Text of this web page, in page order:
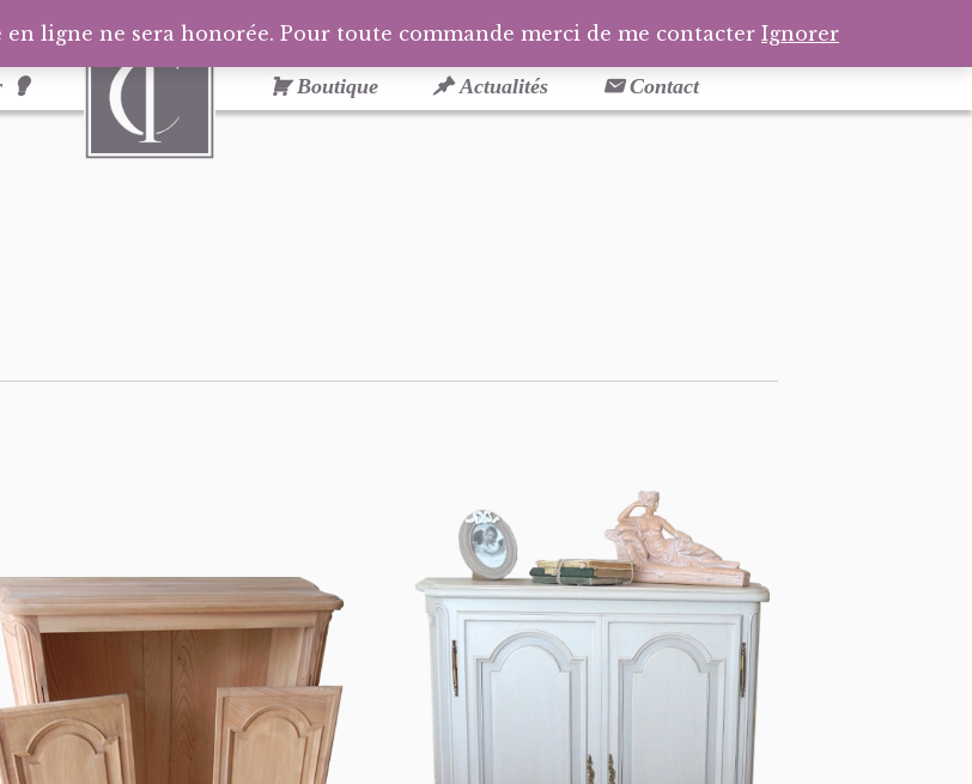
Facebook
Boutique Actualités Contact
ligne ne sera honorée. Pour toute commande merci de me contacter Ignorer